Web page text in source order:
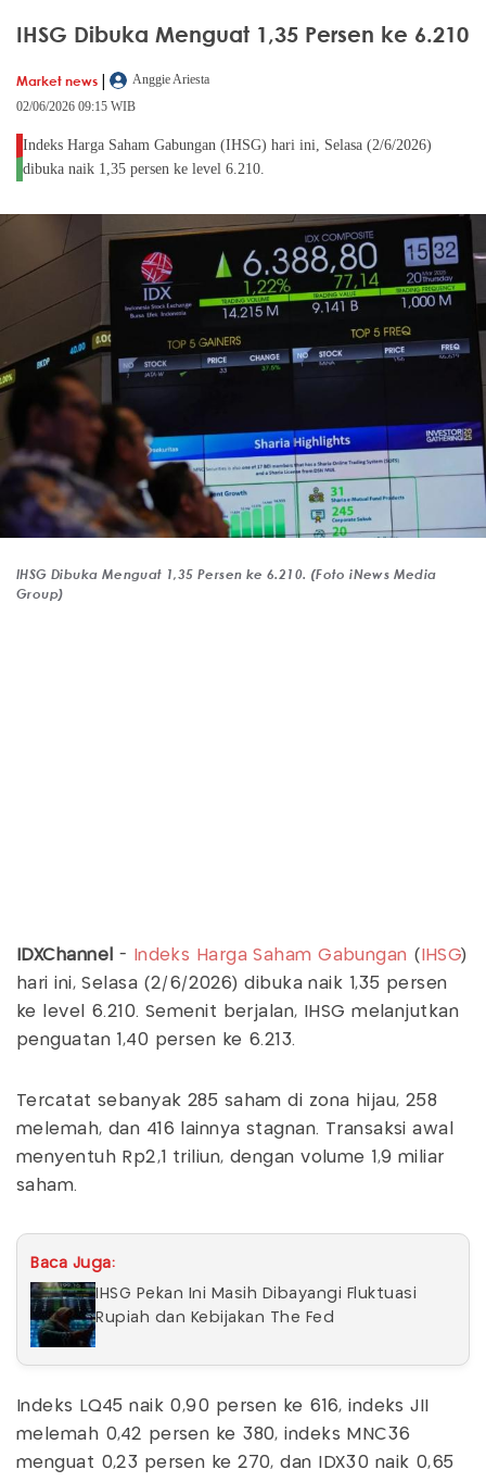
IHSG Dibuka Menguat 1,35 Persen ke 6.210
Market news |
Anggie Ariesta
02/06/2026 09:15 WIB
Indeks Harga Saham Gabungan (IHSG) hari ini, Selasa (2/6/2026)
dibuka naik 1,35 persen ke level 6.210.
IHSG Dibuka Menguat 1,35 Persen ke 6.210. (Foto iNews Media
Group)
IDXChannel - Indeks Harga Saham Gabungan ( IHSG)
hari ini, Selasa (2/6/2026) dibuka naik 1,35 persen
ke level 6.210. Semenit berjalan, IHSG melanjutkan
penguatan 1,40 persen ke 6.213.
Tercatat sebanyak 285 saham di zona hijau, 258
melemah, dan 416 lainnya stagnan. Transaksi awal
menyentuh Rp2,1 triliun, dengan volume 1,9 miliar
saham.
Baca Juga:
IHSG Pekan Ini Masih Dibayangi Fluktuasi
Rupiah dan Kebijakan The Fed
Indeks LQ45 naik 0,90 persen ke 616, indeks JII
melemah 0,42 persen ke 380, indeks MNC36
menguat 0,23 persen ke 270, dan IDX30 naik 0,65